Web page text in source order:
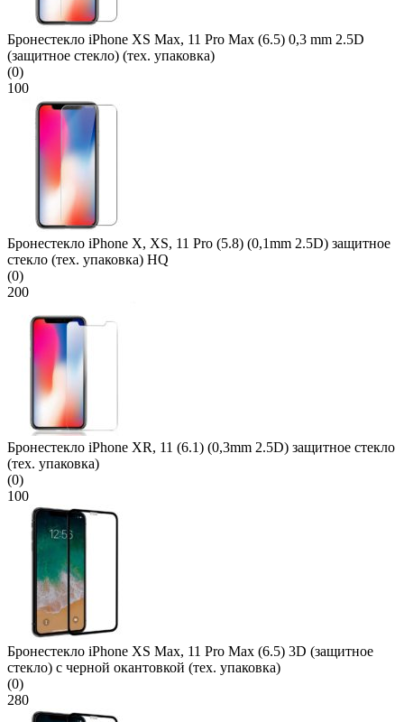
Бронестекло iPhone XS Max, 11 Pro Max (6.5) 0,3 mm 2.5D
(защитное стекло) (тех. упаковка)
(0)
100
Бронестекло iPhone X, XS, 11 Pro (5.8) (0,1mm 2.5D) защитное
стекло (тех. упаковка) HQ
(0)
200
Бронестекло iPhone XR, 11 (6.1) (0,3mm 2.5D) защитное стекло
(тех. упаковка)
(0)
100
Бронестекло iPhone XS Max, 11 Pro Max (6.5) 3D (защитное
стекло) с черной окантовкой (тех. упаковка)
(0)
280